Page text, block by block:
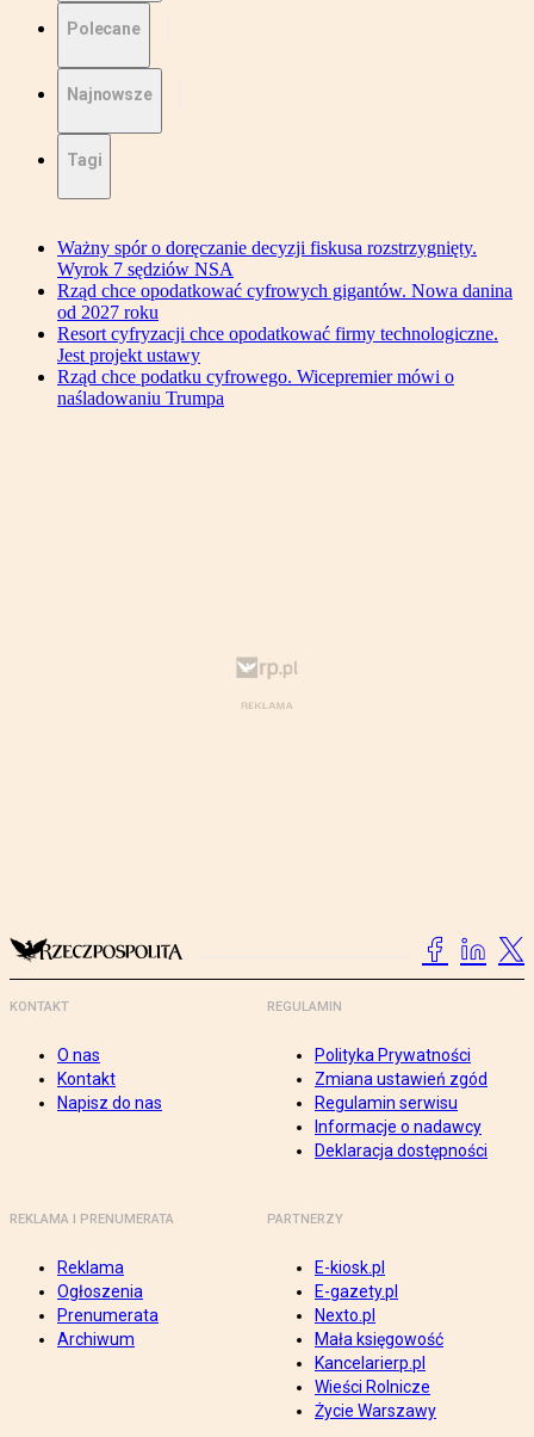
Polecane
Najnowsze
Tagi
Ważny spór o doręczanie decyzji fiskusa rozstrzygnięty.
Wyrok 7 sędziów NSA
Rząd chce opodatkować cyfrowych gigantów. Nowa danina
od 2027 roku
Resort cyfryzacji chce opodatkować firmy technologiczne.
Jest projekt ustawy
Rząd chce podatku cyfrowego. Wicepremier mówi o
naśladowaniu Trumpa
KONTAKT
O nas
Kontakt
Napisz do nas
REGULAMIN
Polityka Prywatności
Zmiana ustawień zgód
Regulamin serwisu
Informacje o nadawcy
Deklaracja dostępności
REKLAMA I PRENUMERATA
Reklama
Ogłoszenia
Prenumerata
Archiwum
PARTNERZY
E-kiosk.pl
E-gazety.pl
Nexto.pl
Mała księgowość
Kancelarierp.pl
Wieści Rolnicze
Życie Warszawy